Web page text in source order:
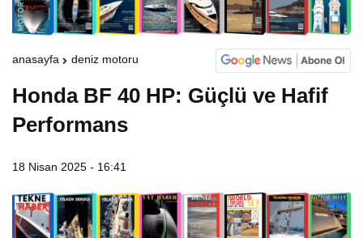
anasayfa deniz motoru
Honda BF 40 HP: Güçlü ve Hafif
Performans
18 Nisan 2025 - 16:41